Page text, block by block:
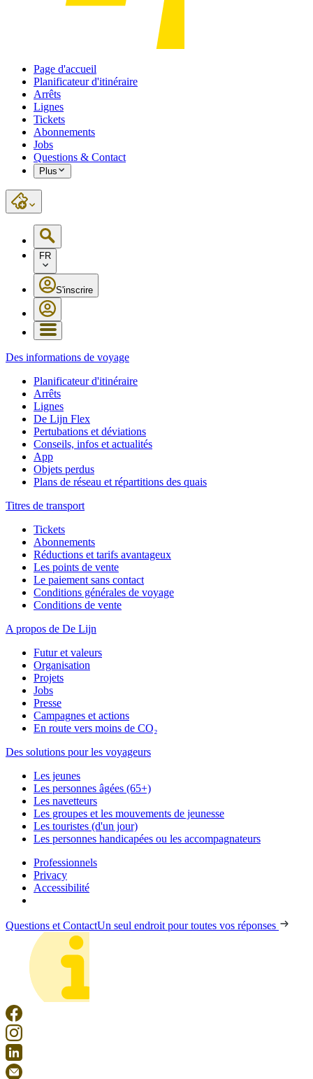
Page d'accueil
Planificateur d'itinéraire
Arrêts
Lignes
Tickets
Abonnements
Jobs
Questions & Contact
Plus
FR
S'inscrire
Des informations de voyage
Planificateur d'itinéraire
Arrêts
Lignes
De Lijn Flex
Pertubations et déviations
Conseils, infos et actualités
App
Objets perdus
Plans de réseau et répartitions des quais
Titres de transport
Tickets
Abonnements
Réductions et tarifs avantageux
Les points de vente
Le paiement sans contact
Conditions générales de voyage
Conditions de vente
A propos de De Lijn
Futur et valeurs
Organisation
Projets
Jobs
Presse
Campagnes et actions
En route vers moins de CO₂
Des solutions pour les voyageurs
Les jeunes
Les personnes âgées (65+)
Les navetteurs
Les groupes et les mouvements de jeunesse
Les touristes (d'un jour)
Les personnes handicapées ou les accompagnateurs
Professionnels
Privacy
Accessibilité
Questions et ContactUn seul endroit pour toutes vos réponses